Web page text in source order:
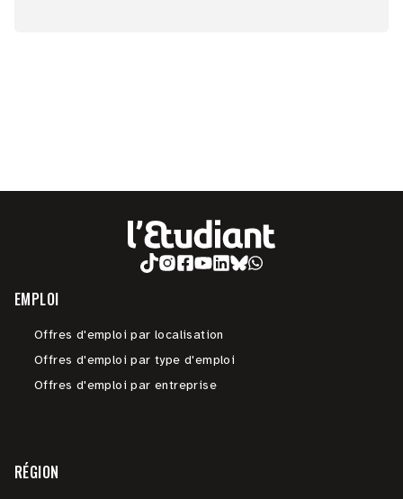
EMPLOI
Offres d'emploi par localisation
Offres d'emploi par type d'emploi
Offres d'emploi par entreprise
RÉGION